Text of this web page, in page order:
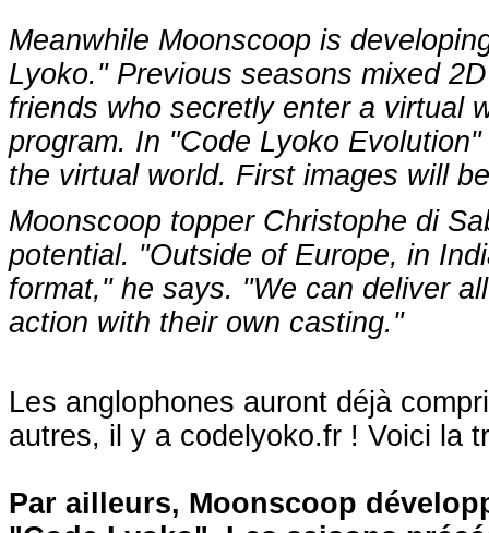
Meanwhile Moonscoop is
Lyoko." Previous seasons mixed
friends who secretly enter a virtual
program. In "Code Lyoko
the virtual world. First images will
Moonscoop topper Christophe di
potential. "Outside of Europe, in
format," he says. "We can deliver
action with their own casting."
Les anglophones auront déjà
autres, il y a codelyoko.fr ! Voici la
Par ailleurs, Moonscoop